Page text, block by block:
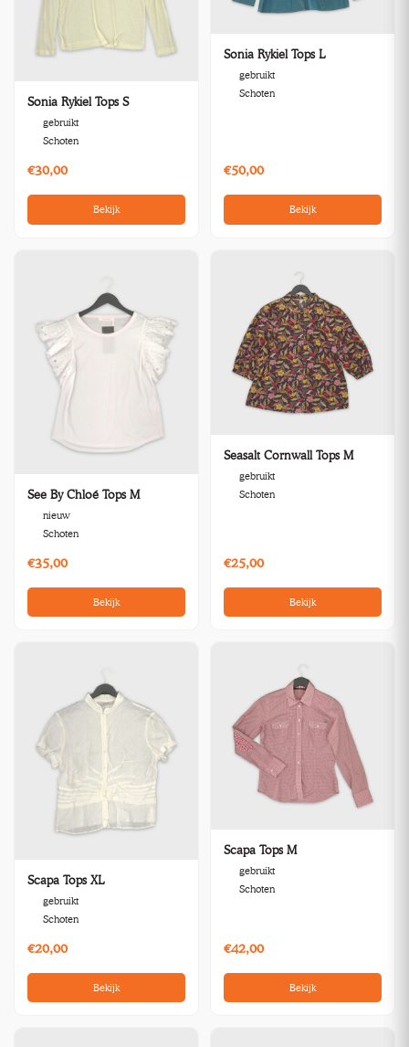
Sonia Rykiel Tops S
gebruikt
Schoten
€30,00
Bekijk
Sonia Rykiel Tops L
gebruikt
Schoten
€50,00
Bekijk
See By Chloé Tops M
nieuw
Schoten
€35,00
Bekijk
Seasalt Cornwall Tops M
gebruikt
Schoten
€25,00
Bekijk
Scapa Tops XL
gebruikt
Schoten
€20,00
Bekijk
Scapa Tops M
gebruikt
Schoten
€42,00
Bekijk